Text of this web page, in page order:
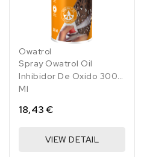
Owatrol
Spray Owatrol Oil
Inhibidor De Oxido 300
Ml
18,43 €
VIEW DETAIL